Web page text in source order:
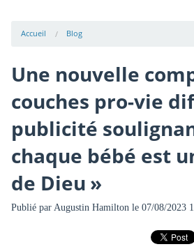
Accueil Blog
Une nouvelle
couches pro-vie
publicité
chaque bébé est
de Dieu »
Publié par Augustin Hamilton le 07/08/2023